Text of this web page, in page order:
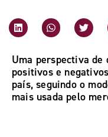
Uma perspectiva de
positivos e
país, seguindo o
mais usada pelo